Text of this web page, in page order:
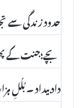
حدود زندگی سے
بچے؛جنت کے
داد بیداد ۔ بُلُلِ